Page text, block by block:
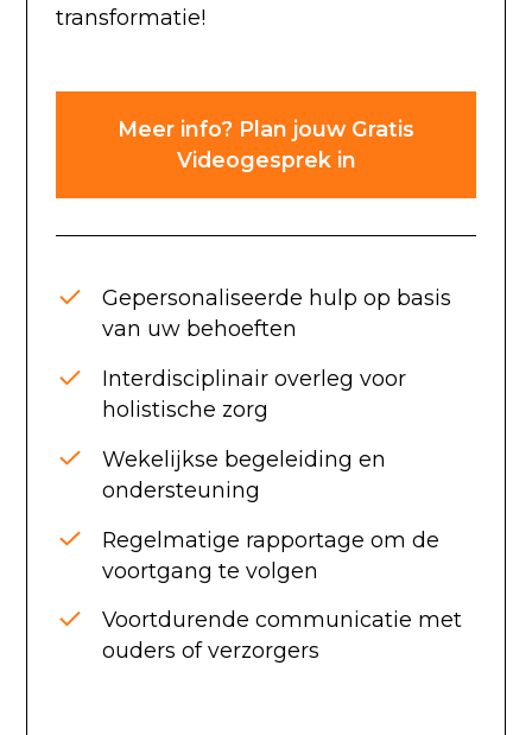
transformatie!
Meer info? Plan jouw Gratis
Videogesprek in
Gepersonaliseerde hulp op basis
van uw behoeften
Interdisciplinair overleg voor
holistische zorg
Wekelijkse begeleiding en
ondersteuning
Regelmatige rapportage om de
voortgang te volgen
Voortdurende communicatie met
ouders of verzorgers